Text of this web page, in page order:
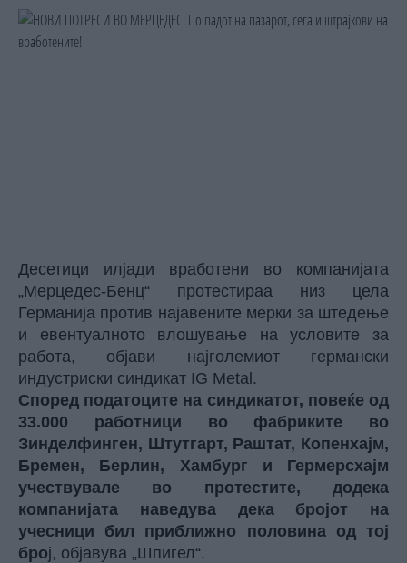
Десетици илјади вработени во компанијата
„Мерцедес-Бенц“ протестираа низ цела
Германија против најавените мерки за штедење
и евентуалното влошување на условите за
работа, објави најголемиот германски
индустриски синдикат IG Metal.
Според податоците на синдикатот, повеќе од
33.000 работници во фабриките во
Зинделфинген, Штутгарт, Раштат, Копенхајм,
Бремен, Берлин, Хамбург и Гермерсхајм
учествувале во протестите, додека
компанијата наведува дека бројот на
учесници бил приближно половина од тој
број, објавува „Шпигел“.